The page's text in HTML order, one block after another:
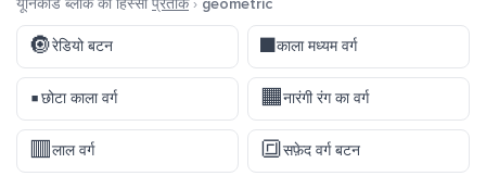
यूनिकोड ब्लॉक का हिस्सा प्रतीक› geometric
🔘रेडियो बटन ◼️काला मध्यम वर्ग
▪️छोटा काला वर्ग 🟧नारंगी रंग का वर्ग
🟥लाल वर्ग 🔳सफ़ेद वर्ग बटन